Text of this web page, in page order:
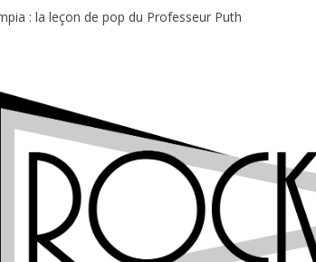
: la leçon de pop du Professeur Puth
Midgard Festival : entre bière, métal et tatouages